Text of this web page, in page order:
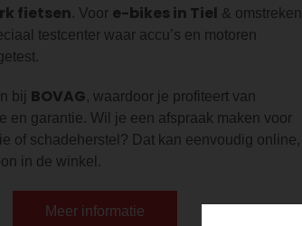
fietsen. Voor e-bikes in Tiel & omstreken
testcenter waar accu’s en motoren
bij BOVAG, waardoor je profiteert van
en garantie. Wil je een afspraak maken voor
of schadeherstel? Dat kan eenvoudig online,
in de winkel.
Meer informatie